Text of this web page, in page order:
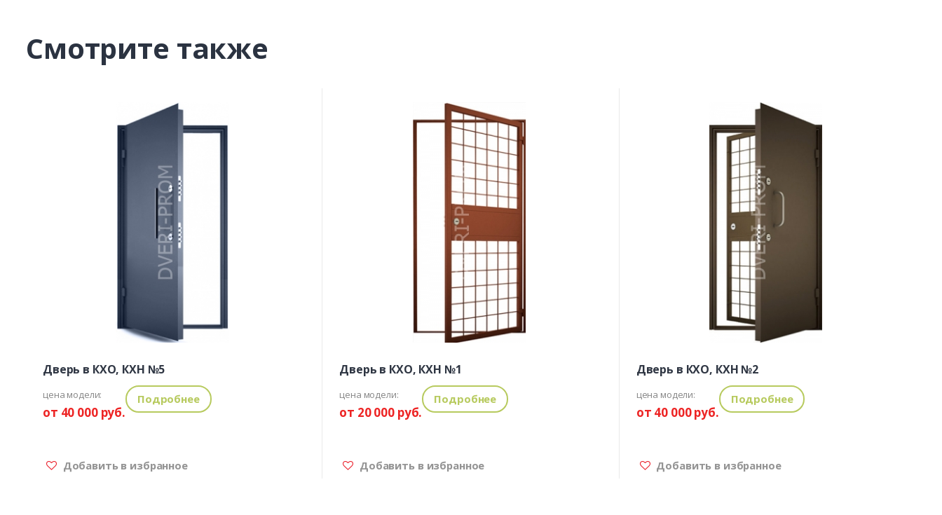
Смотрите также
Дверь в КХО, КХН №5
цена модели:
от 40 000 руб.
Подробнее
Добавить в избранное
Дверь в КХО, КХН №1
цена модели:
от 20 000 руб.
Подробнее
Добавить в избранное
Дверь в КХО, КХН №2
цена модели:
от 40 000 руб.
Подробнее
Добавить в избранное